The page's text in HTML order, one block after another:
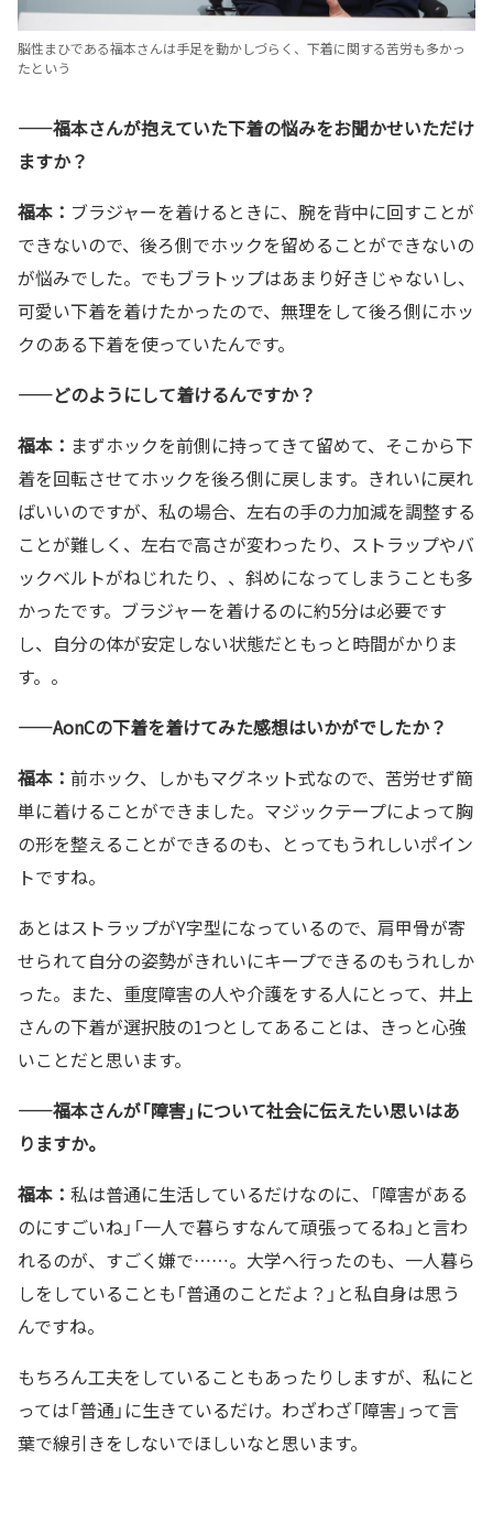
脳性まひである福本さんは手足を動かしづらく、下着に関する苦労も多かっ
たという
——福本さんが抱えていた下着の悩みをお聞かせいただけ
ますか？
福本： ブラジャーを着けるときに、腕を背中に回すことが
できないので、後ろ側でホックを留めることができないの
が悩みでした。でもブラトップはあまり好きじゃないし、
可愛い下着を着けたかったので、無理をして後ろ側にホッ
クのある下着を使っていたんです。
——どのようにして着けるんですか？
福本： まずホックを前側に持ってきて留めて、そこから下
着を回転させてホックを後ろ側に戻します。きれいに戻れ
ばいいのですが、私の場合、左右の手の力加減を調整する
ことが難しく、左右で高さが変わったり、ストラップやバ
ックベルトがねじれたり、、斜めになってしまうことも多
かったです。ブラジャーを着けるのに約5分は必要です
し、自分の体が安定しない状態だともっと時間がかりま
す。。
——AonCの下着を着けてみた感想はいかがでしたか？
福本： 前ホック、しかもマグネット式なので、苦労せず簡
単に着けることができました。マジックテープによって胸
の形を整えることができるのも、とってもうれしいポイン
トですね。
あとはストラップがY字型になっているので、肩甲骨が寄
せられて自分の姿勢がきれいにキープできるのもうれしか
った。また、重度障害の人や介護をする人にとって、井上
さんの下着が選択肢の1つとしてあることは、きっと心強
いことだと思います。
——福本さんが「障害」について社会に伝えたい思いはあ
りますか。
福本： 私は普通に生活しているだけなのに、「障害がある
のにすごいね」「一人で暮らすなんて頑張ってるね」と言わ
れるのが、すごく嫌で……。大学へ行ったのも、一人暮ら
しをしていることも「普通のことだよ？」と私自身は思う
んですね。
もちろん工夫をしていることもあったりしますが、私にと
っては「普通」に生きているだけ。わざわざ「障害」って言
葉で線引きをしないでほしいなと思います。